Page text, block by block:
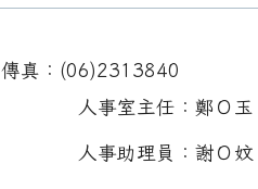
傳真：(06)2313840
人事室主任：鄭Ｏ玉
人事助理員：謝Ｏ妏